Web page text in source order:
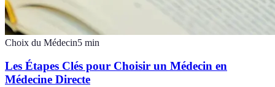
Choix du Médecin5 min
Les Étapes Clés pour Choisir un Médecin en
Médecine Directe